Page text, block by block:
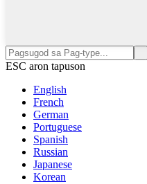
ESC aron tapuson
English
French
German
Portuguese
Spanish
Russian
Japanese
Korean